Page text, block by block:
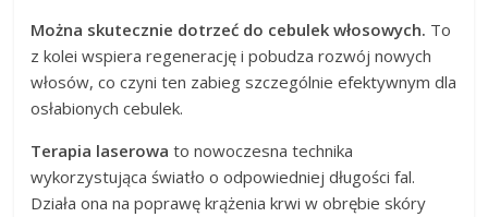
Można skutecznie dotrzeć do cebulek włosowych. To
z kolei wspiera regenerację i pobudza rozwój nowych
włosów, co czyni ten zabieg szczególnie efektywnym dla
osłabionych cebulek.
Terapia laserowa to nowoczesna technika
wykorzystująca światło o odpowiedniej długości fal.
Działa ona na poprawę krążenia krwi w obrębie skóry